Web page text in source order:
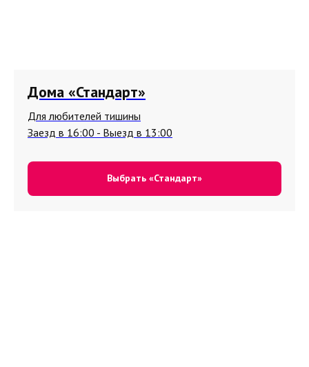
Дома «Стандарт»
Для любителей тишины
Заезд в 16:00 - Выезд в 13:00
Выбрать «Стандарт»